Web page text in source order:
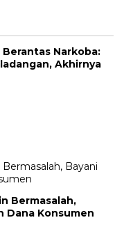
Narkoba:
Akhirnya
Bermasalah,
Dana Konsumen